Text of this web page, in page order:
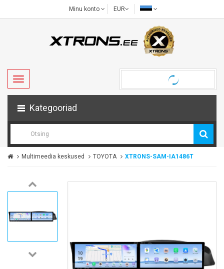
Minu konto EUR
Kategooriad
Multimeedia keskused TOYOTA XTRONS-SAM-IA1486T